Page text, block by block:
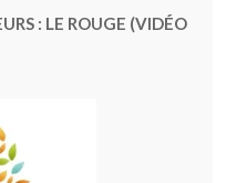
: LE ROUGE (VIDÉO